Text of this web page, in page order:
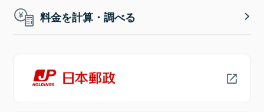
料金を計算・調べる